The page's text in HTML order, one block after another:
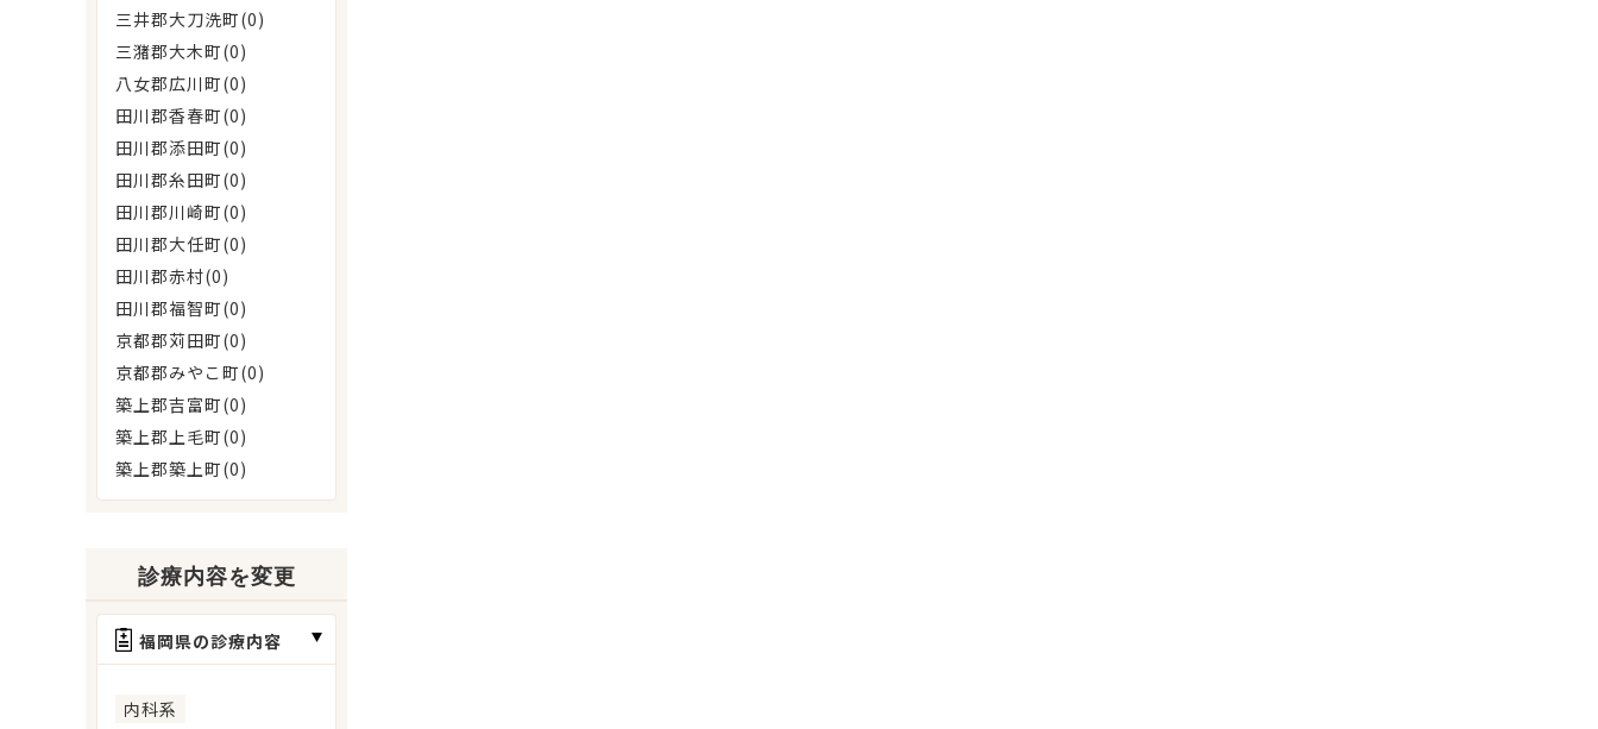
三井郡大刀洗町(0)
三潴郡大木町(0)
八女郡広川町(0)
田川郡香春町(0)
田川郡添田町(0)
田川郡糸田町(0)
田川郡川崎町(0)
田川郡大任町(0)
田川郡赤村(0)
田川郡福智町(0)
京都郡苅田町(0)
京都郡みやこ町(0)
築上郡吉富町(0)
築上郡上毛町(0)
築上郡築上町(0)
診療内容を変更
福岡県の診療内容
内科系